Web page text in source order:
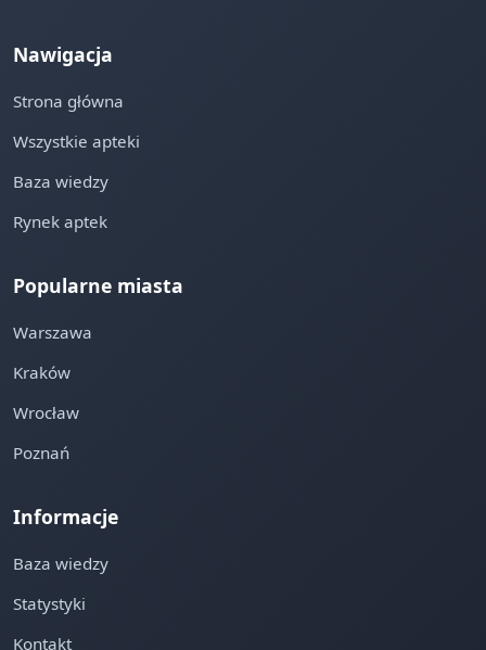
Nawigacja
Strona główna
Wszystkie apteki
Baza wiedzy
Rynek aptek
Popularne miasta
Warszawa
Kraków
Wrocław
Poznań
Informacje
Baza wiedzy
Statystyki
Kontakt